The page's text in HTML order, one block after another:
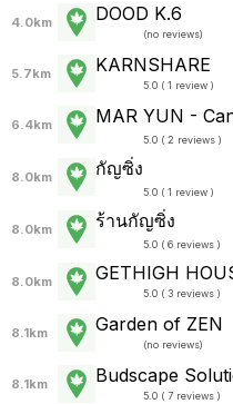
4.0km DOOD K.6
(no reviews)
5.7km KARNSHARE
5.0 ( 1 review )
6.4km MAR YUN -
5.0 ( 2 reviews )
8.0km กัญซิ่ง
5.0 ( 1 review )
8.0km ร้านกัญซิ่ง
5.0 ( 6 reviews )
8.0km GETHIGH
5.0 ( 3 reviews )
8.1km Garden of ZEN
(no reviews)
8.1km Budscape
5.0 ( 7 reviews )